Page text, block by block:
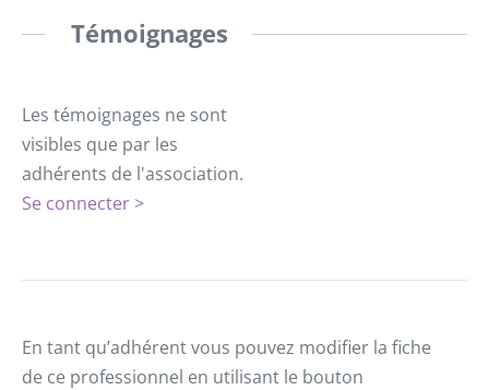
Témoignages
Les témoignages ne sont
visibles que par les
adhérents de l'association.
Se connecter >
En tant qu’adhérent vous pouvez modifier la fiche
de ce professionnel en utilisant le bouton